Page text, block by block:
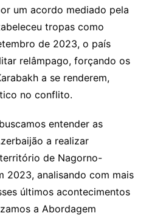
um acordo mediado pela
tropas como
de 2023, o país
relâmpago, forçando os
a se renderem,
no conflito.
entender as
a realizar
de Nagorno-
2023, analisando com mais
últimos acontecimentos
a Abordagem